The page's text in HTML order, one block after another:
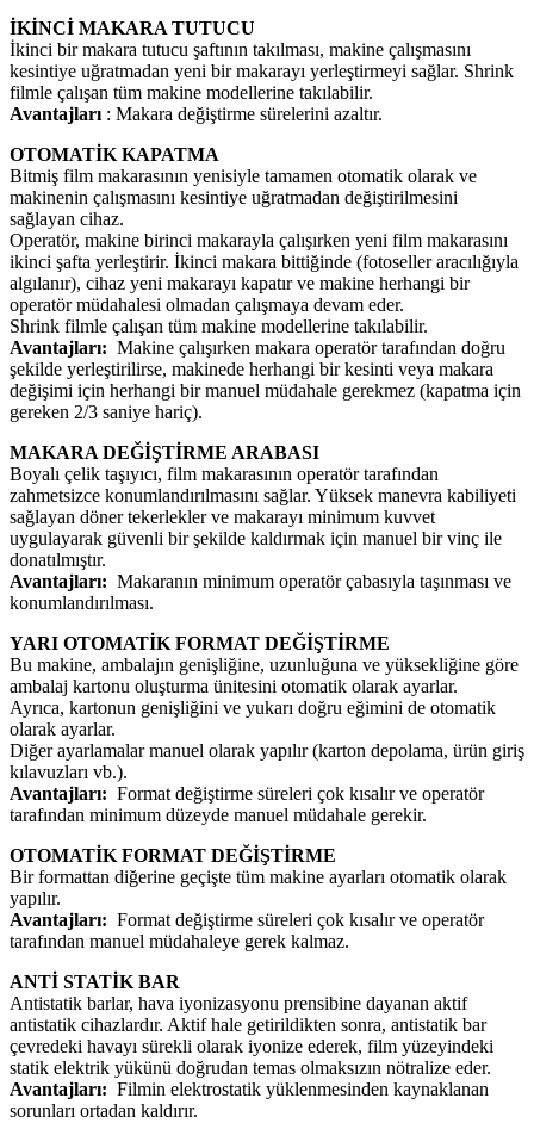
İKİNCİ MAKARA TUTUCU
İkinci bir makara tutucu şaftının takılması, makine çalışmasını
kesintiye uğratmadan yeni bir makarayı yerleştirmeyi sağlar. Shrink
filmle çalışan tüm makine modellerine takılabilir.
Avantajları : Makara değiştirme sürelerini azaltır.
OTOMATİK KAPATMA
Bitmiş film makarasının yenisiyle tamamen otomatik olarak ve
makinenin çalışmasını kesintiye uğratmadan değiştirilmesini
sağlayan cihaz.
Operatör, makine birinci makarayla çalışırken yeni film makarasını
ikinci şafta yerleştirir. İkinci makara bittiğinde (fotoseller aracılığıyla
algılanır), cihaz yeni makarayı kapatır ve makine herhangi bir
operatör müdahalesi olmadan çalışmaya devam eder.
Shrink filmle çalışan tüm makine modellerine takılabilir.
Avantajları: Makine çalışırken makara operatör tarafından doğru
şekilde yerleştirilirse, makinede herhangi bir kesinti veya makara
değişimi için herhangi bir manuel müdahale gerekmez (kapatma için
gereken 2/3 saniye hariç).
MAKARA DEĞİŞTİRME ARABASI
Boyalı çelik taşıyıcı, film makarasının operatör tarafından
zahmetsizce konumlandırılmasını sağlar. Yüksek manevra kabiliyeti
sağlayan döner tekerlekler ve makarayı minimum kuvvet
uygulayarak güvenli bir şekilde kaldırmak için manuel bir vinç ile
donatılmıştır.
Avantajları: Makaranın minimum operatör çabasıyla taşınması ve
konumlandırılması.
YARI OTOMATİK FORMAT DEĞİŞTİRME
Bu makine, ambalajın genişliğine, uzunluğuna ve yüksekliğine göre
ambalaj kartonu oluşturma ünitesini otomatik olarak ayarlar.
Ayrıca, kartonun genişliğini ve yukarı doğru eğimini de otomatik
olarak ayarlar.
Diğer ayarlamalar manuel olarak yapılır (karton depolama, ürün giriş
kılavuzları vb.).
Avantajları: Format değiştirme süreleri çok kısalır ve operatör
tarafından minimum düzeyde manuel müdahale gerekir.
OTOMATİK FORMAT DEĞİŞTİRME
Bir formattan diğerine geçişte tüm makine ayarları otomatik olarak
yapılır.
Avantajları: Format değiştirme süreleri çok kısalır ve operatör
tarafından manuel müdahaleye gerek kalmaz.
ANTİ STATİK BAR
Antistatik barlar, hava iyonizasyonu prensibine dayanan aktif
antistatik cihazlardır. Aktif hale getirildikten sonra, antistatik bar
çevredeki havayı sürekli olarak iyonize ederek, film yüzeyindeki
statik elektrik yükünü doğrudan temas olmaksızın nötralize eder.
Avantajları: Filmin elektrostatik yüklenmesinden kaynaklanan
sorunları ortadan kaldırır.